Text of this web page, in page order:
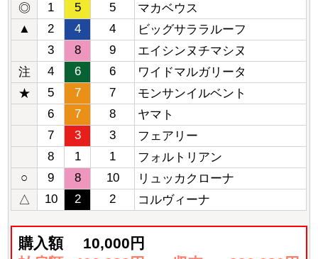
◎
1 5 5
マカベウス
▲
2 4 4
ビッグサララルーフ
3
8 9
エイシンヌチマシヌ
注
4 6 6
ワイドマルガリータ
★
5 7 7
モンサンイルベント
6
7 8
ヤマト
7
3 3
フェアリー
8
1 1
フォルトリアン
○
9 8 10
リュッカクローナ
△
10 2 2 コルヴィーナ
購入額
10,000円